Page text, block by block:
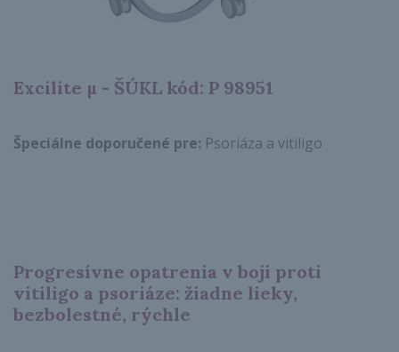
Excilite µ - ŠÚKL kód: P 98951
Špeciálne doporučené pre: Psoriáza a vitiligo
Progresívne opatrenia v boji proti
vitiligo a psoriáze: žiadne lieky,
bezbolestné, rýchle